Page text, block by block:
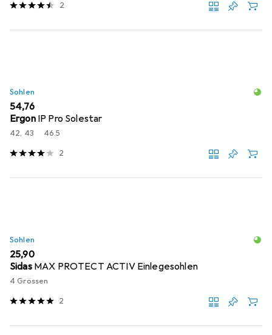
2
Sohlen
EUR
54,76
Ergon IP Pro Solestar
42, 43 46.5
2
Sohlen
EUR
25,90
Sidas MAX PROTECT ACTIV Einlegesohlen
4 Grössen
2